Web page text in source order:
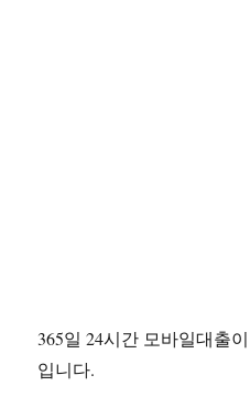
365일 24시간 모바일대출
입니다.